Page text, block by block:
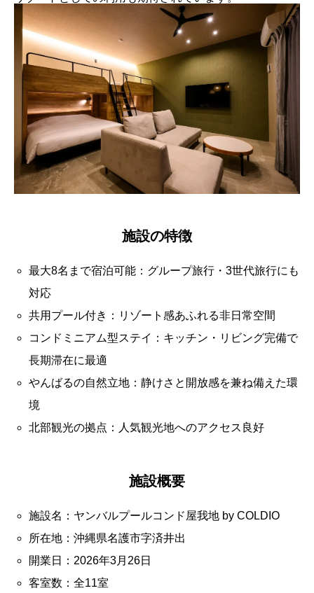
施設の特徴
最大8名まで宿泊可能：グループ旅行・3世代旅行にも
対応
共用プール付き：リゾート感あふれる非日常空間
コンドミニアム型ステイ：キッチン・リビング完備で
長期滞在に最適
やんばるの自然立地：静けさと開放感を兼ね備えた環
境
北部観光の拠点：人気観光地へのアクセス良好
施設概要
施設名：ヤンバルプールコンド屋我地 by COLDIO
所在地：沖縄県名護市字済井出
開業日：2026年3月26日
客室数：全11室